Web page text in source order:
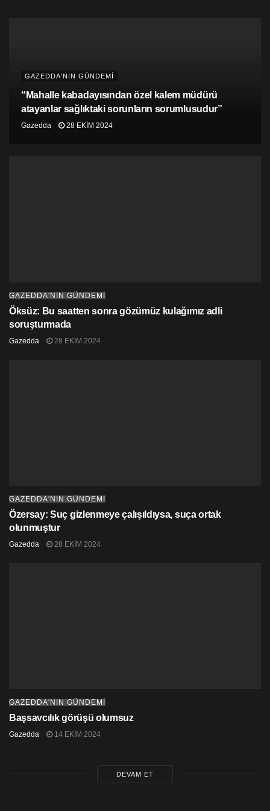
GAZEDDA'NIN GÜNDEMİ
“Mahalle kabadayısından özel kalem müdürü
atayanlar sağlıktaki sorunların sorumlusudur”
Gazedda 28 EKIM 2024
GAZEDDA'NIN GÜNDEMİ
Öksüz: Bu saatten sonra gözümüz kulağımız adli
soruşturmada
Gazedda 28 EKIM 2024
GAZEDDA'NIN GÜNDEMİ
Özersay: Suç gizlenmeye çalışıldıysa, suça ortak
olunmuştur
Gazedda 28 EKIM 2024
GAZEDDA'NIN GÜNDEMİ
Başsavcılık görüşü olumsuz
Gazedda 14 EKIM 2024
DEVAM ET